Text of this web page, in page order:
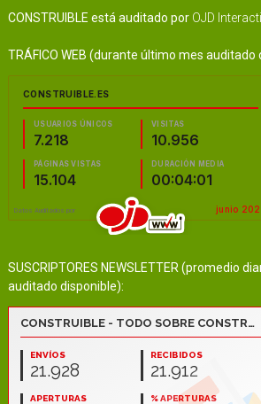
CONSTRUIBLE está auditado por OJD
TRÁFICO WEB (durante último mes auditado
SUSCRIPTORES NEWSLETTER (promedio
auditado disponible):